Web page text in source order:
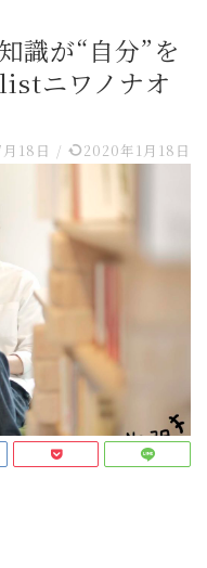
識が“自分”を
ニワノナオ
18日 / 2020年1月18日